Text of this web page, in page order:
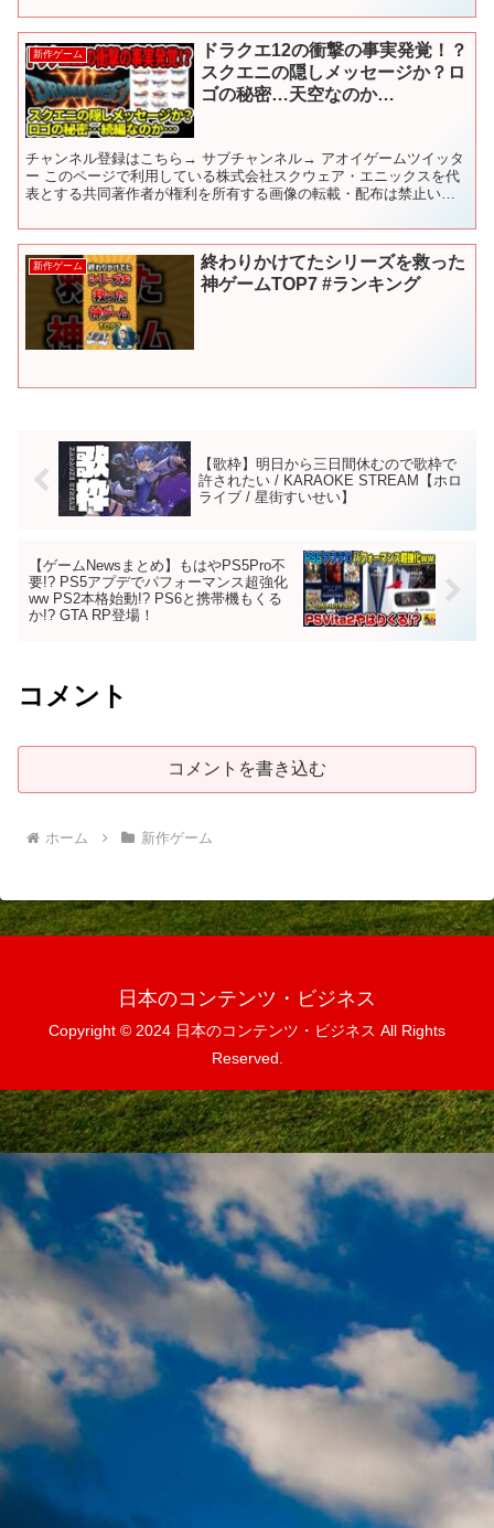
新作ゲーム
ドラクエ12の衝撃の事実発覚！？
スクエニの隠しメッセージか？ロ
ゴの秘密…天空なのか…
チャンネル登録はこちら→ サブチャンネル→ アオイゲームツイッタ
ー このページで利用している株式会社スクウェア・エニックスを代
表とする共同著作者が権利を所有する画像の転載・配布は禁止いた
新作ゲーム
終わりかけてたシリーズを救った
神ゲームTOP7 #ランキング
【歌枠】明日から三日間休むので歌枠で
許されたい / KARAOKE STREAM【ホロ
ライブ / 星街すいせい】
【ゲームNewsまとめ】もはやPS5Pro不
要!? PS5アプデでパフォーマンス超強化
ww PS2本格始動!? PS6と携帯機もくる
か!? GTA RP登場！
コメント
コメントを書き込む
ホーム 新作ゲーム
日本のコンテンツ・ビジネス
Copyright © 2024 日本のコンテンツ・ビジネス All Rights
Reserved.